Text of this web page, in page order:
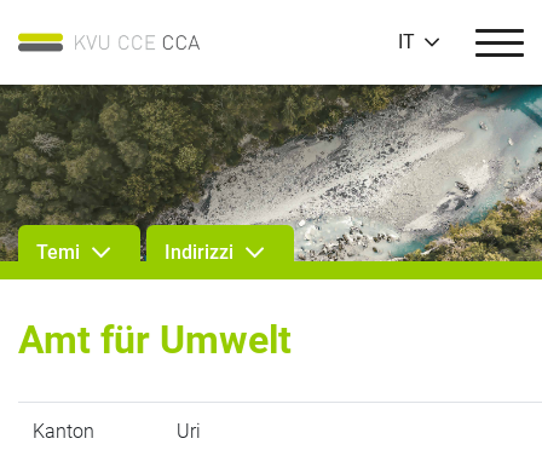
IT
Temi Indirizzi
Amt für Umwelt
Kanton Uri